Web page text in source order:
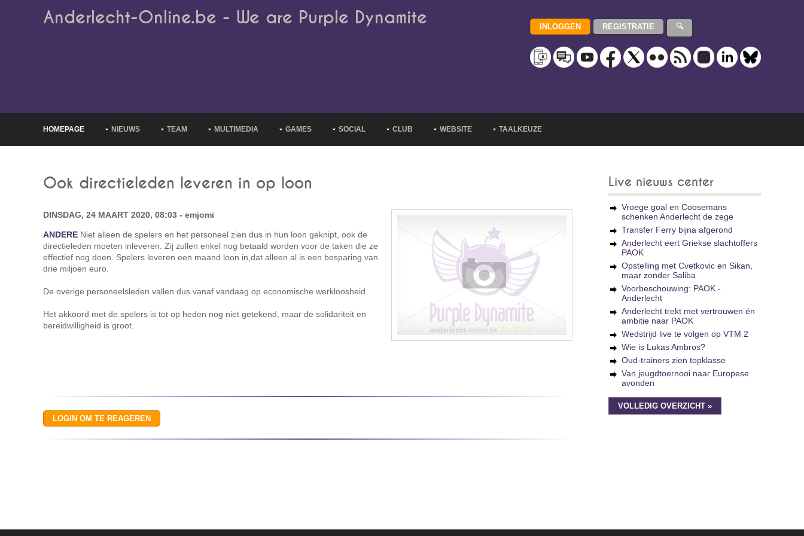
Anderlecht-Online.be - We are Purple Dynamite
HOMEPAGE NIEUWS TEAM MULTIMEDIA GAMES SOCIAL CLUB WEBSITE TAALKEUZE
Ook directieleden leveren in op loon
DINSDAG, 24 MAART 2020, 08:03 - emjomi
ANDERE Niet alleen de spelers en het personeel zien dus in hun loon geknipt, ook de
directieleden moeten inleveren. Zij zullen enkel nog betaald worden voor de taken die ze
effectief nog doen. Spelers leveren een maand loon in,dat alleen al is een besparing van
drie miljoen euro.
De overige personeelsleden vallen dus vanaf vandaag op economische werkloosheid.
Het akkoord met de spelers is tot op heden nog niet getekend, maar de solidariteit en
bereidwilligheid is groot.
Live nieuws center
Vroege goal en Coosemans
schenken Anderlecht de zege
Transfer Ferry bijna afgerond
Anderlecht eert Griekse slachtoffers
PAOK
Opstelling met Cvetkovic en Sikan,
maar zonder Saliba
Voorbeschouwing: PAOK -
Anderlecht
Anderlecht trekt met vertrouwen én
ambitie naar PAOK
Wedstrijd live te volgen op VTM 2
Wie is Lukas Ambros?
Oud-trainers zien topklasse
Van jeugdtoernooi naar Europese
avonden
VOLLEDIG OVERZICHT »